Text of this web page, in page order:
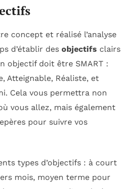
concept et réalisé l’analyse
d’établir des objectifs clairs
objectif doit être SMART :
Atteignable, Réaliste, et
Cela vous permettra non
vous allez, mais également
pour suivre vos
types d’objectifs : à court
mois, moyen terme pour